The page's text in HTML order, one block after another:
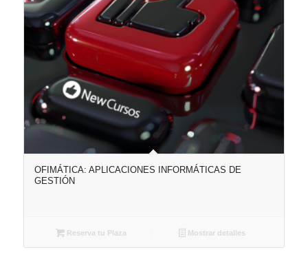
OFIMÁTICA: APLICACIONES INFORMÁTICAS DE
GESTIÓN
Reserva tu Plaza Mostrar detalles